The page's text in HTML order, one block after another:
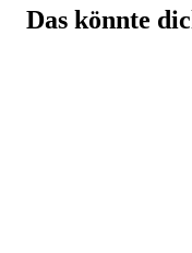
Das könnte